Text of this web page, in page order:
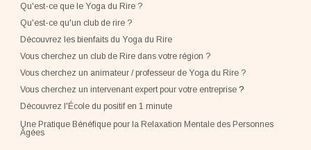
Qu'est-ce que le Yoga du Rire ?
Qu'est-ce qu'un club de rire ?
Découvrez les bienfaits du Yoga du Rire
Vous cherchez un club de Rire dans votre région ?
Vous cherchez un animateur / professeur de Yoga du Rire ?
Vous cherchez un intervenant expert pour votre entreprise?
Découvrez l'École du positif en 1 minute
Une Pratique Bénéfique pour la Relaxation Mentale des Personnes
Âgées